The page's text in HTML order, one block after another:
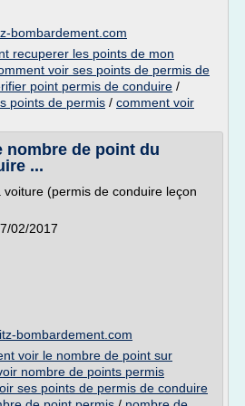
bombardement.com
recuperer les points de mon
voir ses points de permis de
point permis de conduire /
points de permis / comment voir
nombre de point du
...
(permis de conduire leçon
02/2017
bombardement.com
voir le nombre de point sur
nombre de points permis
ses points de permis de conduire